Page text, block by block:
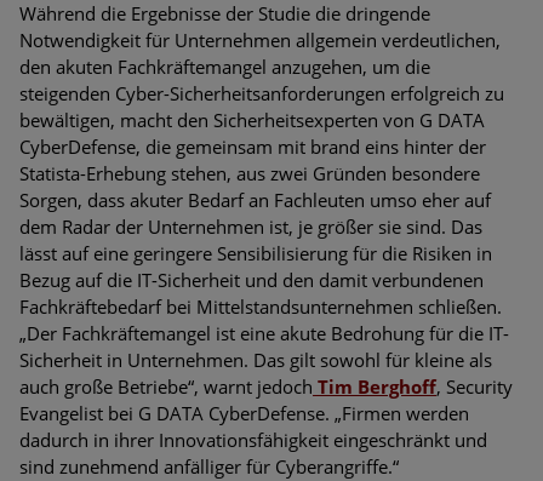
Während die Ergebnisse der Studie die dringende
Notwendigkeit für Unternehmen allgemein verdeutlichen,
den akuten Fachkräftemangel anzugehen, um die
steigenden Cyber-Sicherheitsanforderungen erfolgreich zu
bewältigen, macht den Sicherheitsexperten von G DATA
CyberDefense, die gemeinsam mit brand eins hinter der
Statista-Erhebung stehen, aus zwei Gründen besondere
Sorgen, dass akuter Bedarf an Fachleuten umso eher auf
dem Radar der Unternehmen ist, je größer sie sind. Das
lässt auf eine geringere Sensibilisierung für die Risiken in
Bezug auf die IT-Sicherheit und den damit verbundenen
Fachkräftebedarf bei Mittelstandsunternehmen schließen.
„Der Fachkräftemangel ist eine akute Bedrohung für die IT-
Sicherheit in Unternehmen. Das gilt sowohl für kleine als
auch große Betriebe“, warnt jedoch Tim Berghoff, Security
Evangelist bei G DATA CyberDefense. „Firmen werden
dadurch in ihrer Innovationsfähigkeit eingeschränkt und
sind zunehmend anfälliger für Cyberangriffe.“